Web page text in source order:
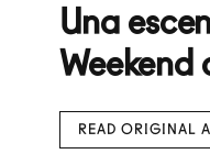
Una
READ ORIGINAL